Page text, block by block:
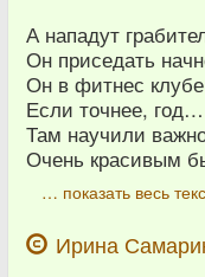
А нападут
Он приседать
Он в фитнес
Если точнее, год…
Там научили
Очень красивым
… показать весь
Ирина